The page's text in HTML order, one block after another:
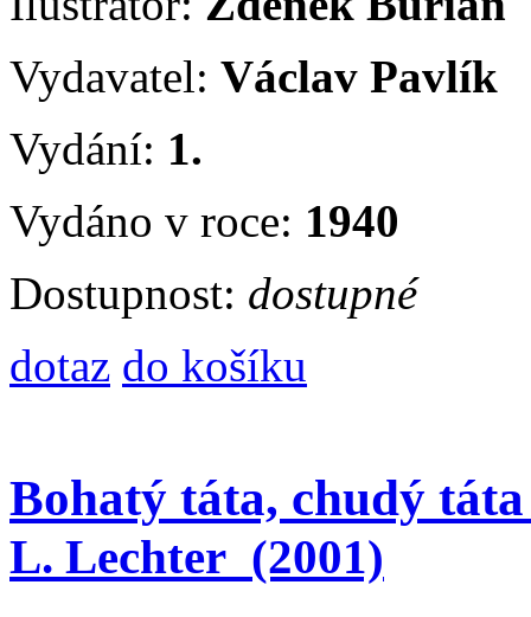
Vydavatel: Václav Pavlík
Vydání: 1.
Vydáno v roce: 1940
Dostupnost: dostupné
dotaz do košíku
Bohatý táta, chudý
L. Lechter (2001)